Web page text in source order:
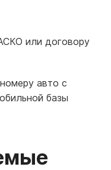
или договору
авто с
базы